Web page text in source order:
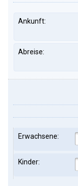
Ankunft:
Abreise:
Erwachsene:
Kinder: